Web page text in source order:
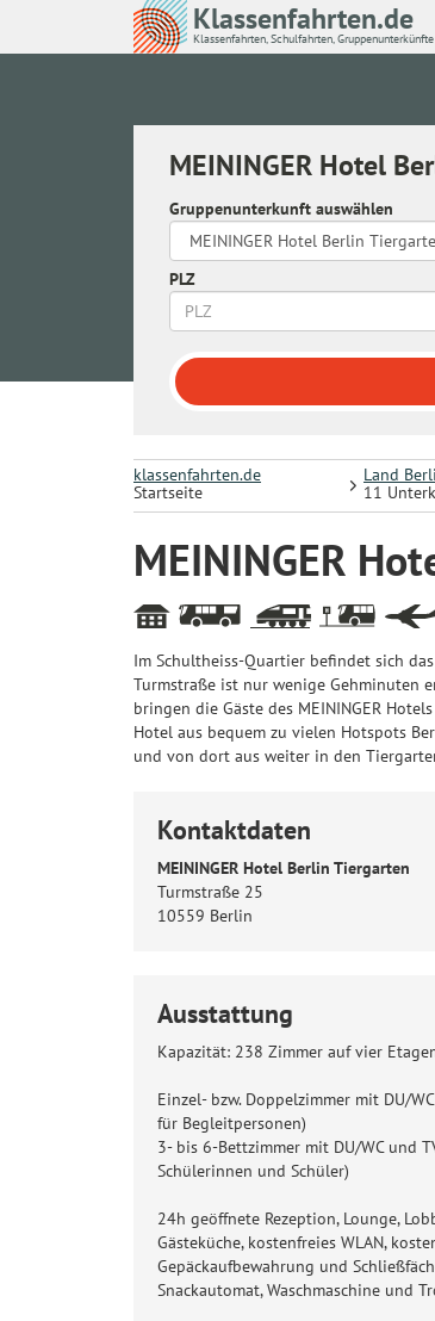
Klassenfahrten.de
Klassenfahrten, Schulfahrten, Gruppenunterkünfte
MEININGER Hotel
Gruppenunterkunft auswählen
PLZ
klassenfahrten.de
Startseite
Land
11
MEININGER
Im Schultheiss-Quartier befindet sich
Turmstraße ist nur wenige Gehminuten
bringen die Gäste des MEININGER
Hotel aus bequem zu vielen Hotspots
und von dort aus weiter in den
Kontaktdaten
MEININGER Hotel Berlin Tiergarten
Turmstraße 25
10559 Berlin
Ausstattung
Kapazität: 238 Zimmer auf vier
Einzel- bzw. Doppelzimmer mit DU/
für Begleitpersonen)
3- bis 6-Bettzimmer mit DU/WC und
Schülerinnen und Schüler)
24h geöffnete Rezeption, Lounge,
Gästeküche, kostenfreies WLAN,
Gepäckaufbewahrung und
Snackautomat, Waschmaschine und